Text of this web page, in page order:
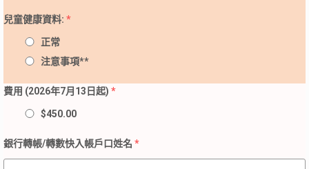
兒童健康資料: *
正常
注意事項**
費用 (2026年7月13日起) *
$450.00
銀行轉帳/轉數快入帳戶口姓名 *